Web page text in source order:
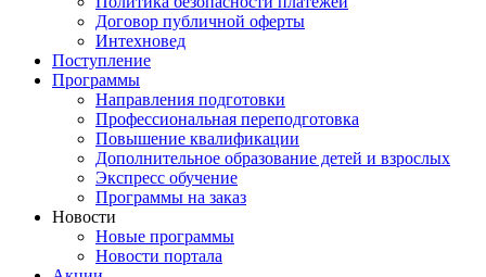
Договор публичной оферты
Интехновед
Поступление
Программы
Направления подготовки
Профессиональная переподготовка
Повышение квалификации
Дополнительное образование детей и взрослых
Экспресс обучение
Программы на заказ
Новости
Новые программы
Новости портала